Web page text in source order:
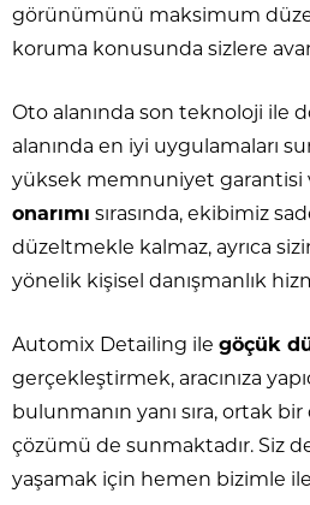
görünümünü maksimum
koruma konusunda sizlere
Oto alanında son teknoloji ile
alanında en iyi uygulamaları
yüksek memnuniyet garantisi
onarımı sırasında, ekibimiz
düzeltmekle kalmaz, ayrıca
yönelik kişisel danışmanlık
Automix Detailing ile göçük
gerçekleştirmek, aracınıza
bulunmanın yanı sıra, ortak
çözümü de sunmaktadır. Siz
yaşamak için hemen bizimle